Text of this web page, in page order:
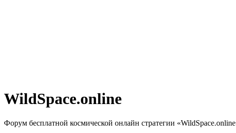
WildSpace.online
Форум бесплатной космической онлайн стратегии